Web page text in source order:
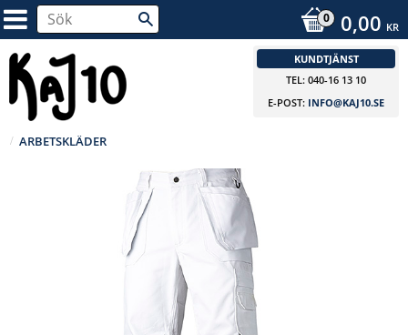
0,00 KR
KUNDTJÄNST
TEL: 040-16 13 10
E-POST: INFO@KAJ10.SE
ARBETSKLÄDER